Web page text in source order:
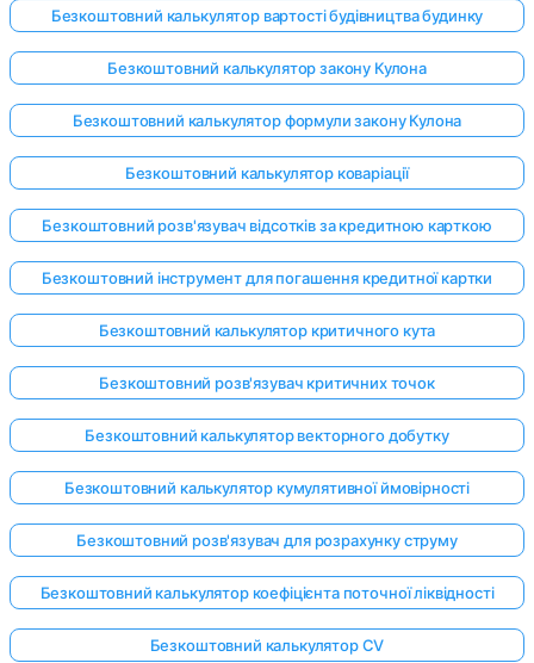
Безкоштовний калькулятор вартості будівництва будинку
Безкоштовний калькулятор закону Кулона
Безкоштовний калькулятор формули закону Кулона
Безкоштовний калькулятор коваріації
Безкоштовний розв'язувач відсотків за кредитною карткою
Безкоштовний інструмент для погашення кредитної картки
Безкоштовний калькулятор критичного кута
Безкоштовний розв'язувач критичних точок
Безкоштовний калькулятор векторного добутку
Безкоштовний калькулятор кумулятивної ймовірності
Безкоштовний розв'язувач для розрахунку струму
Безкоштовний калькулятор коефіцієнта поточної ліквідності
Безкоштовний калькулятор CV